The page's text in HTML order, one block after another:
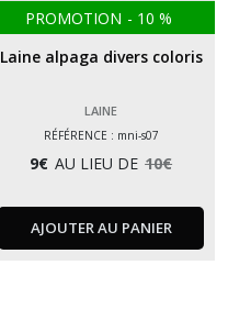
PROMOTION - 10 %
Laine alpaga divers coloris
LAINE
RÉFÉRENCE : mni-s07
9€ AU LIEU DE 10€
AJOUTER AU PANIER